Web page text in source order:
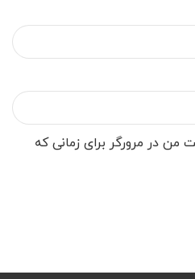
من در مرورگر برای زمانی که